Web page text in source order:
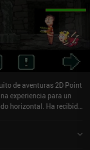
de aventuras 2D Point
experiencia para un
horizontal. Ha recibido
Play y de 4,9 sobre 5,0